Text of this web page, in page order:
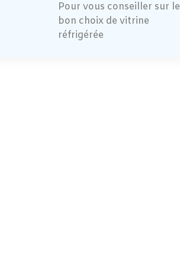
Pour vous conseiller sur le
bon choix de vitrine
réfrigérée